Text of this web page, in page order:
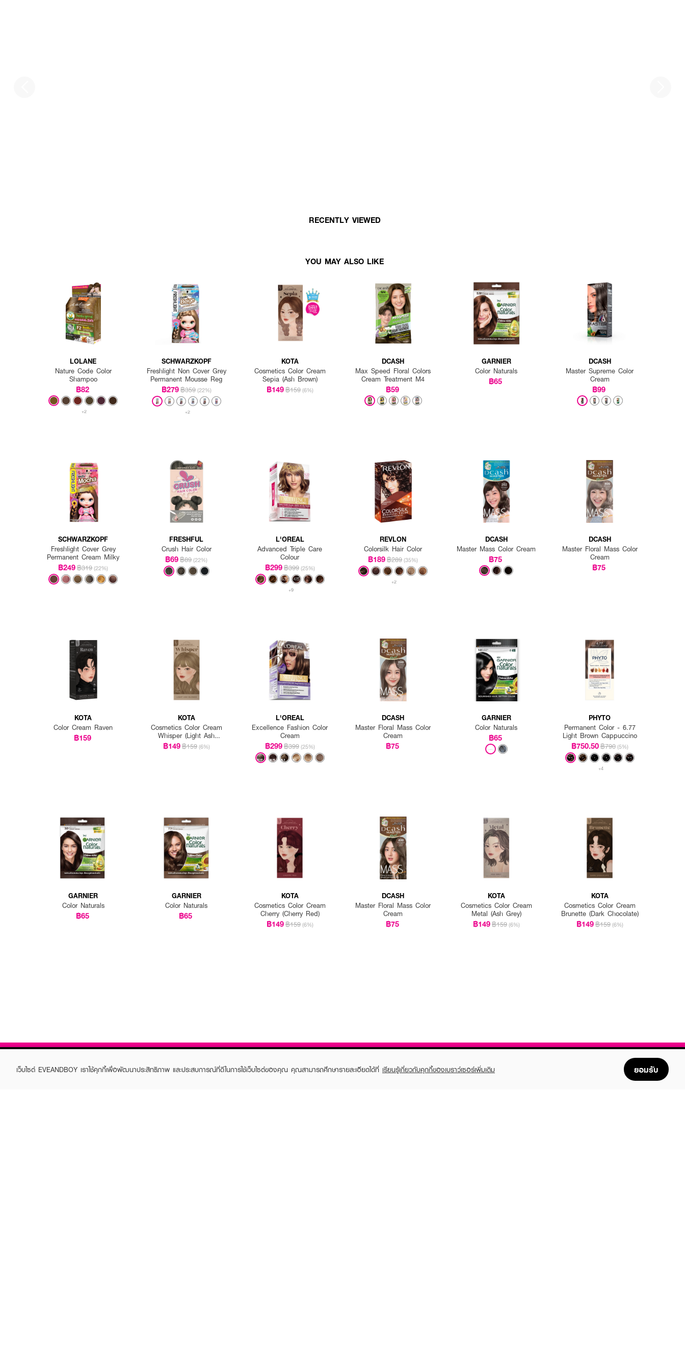
RECENTLY VIEWED
YOU MAY ALSO LIKE
LOLANE
Nature Code Color
Shampoo
฿82
+2
SCHWARZKOPF
Freshlight Non Cover Grey
Permanent Mousse Reg
฿279฿359 (22%)
+2
KOTA
Cosmetics Color Cream
Sepia (Ash Brown)
฿149฿159 (6%)
DCASH
Max Speed Floral Colors
Cream Treatment M4
฿59
GARNIER
Color Naturals
฿65
DCASH
Master Supreme Color
Cream
฿99
SCHWARZKOPF
Freshlight Cover Grey
Permanent Cream Milky
฿249฿319 (22%)
FRESHFUL
Crush Hair Color
฿69฿89 (22%)
L'OREAL
Advanced Triple Care
Colour
฿299฿399 (25%)
+9
REVLON
Colorsilk Hair Color
฿189฿289 (35%)
+2
DCASH
Master Mass Color Cream
฿75
DCASH
Master Floral Mass Color
Cream
฿75
KOTA
Color Cream Raven
฿159
KOTA
Cosmetics Color Cream
Whisper (Light Ash
Blonde)
฿149฿159 (6%)
L'OREAL
Excellence Fashion Color
Cream
฿299฿399 (25%)
DCASH
Master Floral Mass Color
Cream
฿75
GARNIER
Color Naturals
฿65
PHYTO
Permanent Color - 6.77
Light Brown Cappuccino
฿750.50฿790 (5%)
+4
GARNIER
Color Naturals
฿65
GARNIER
Color Naturals
฿65
KOTA
Cosmetics Color Cream
Cherry (Cherry Red)
฿149฿159 (6%)
DCASH
Master Floral Mass Color
Cream
฿75
KOTA
Cosmetics Color Cream
Metal (Ash Grey)
฿149฿159 (6%)
KOTA
Cosmetics Color Cream
Brunette (Dark Chocolate)
฿149฿159 (6%)
เว็บไซต์ EVEANDBOY เราใช้คุกกี้เพื่อพัฒนาประสิทธิภาพ และประสบการณ์ที่ดีในการใช้เว็บไซต์ของคุณ คุณสามารถศึกษารายละเอียดได้ที่ เรียนรู้เกี่ยวกับคุกกี้ของเบราว์เซอร์เพิ่มเติม ยอมรับ